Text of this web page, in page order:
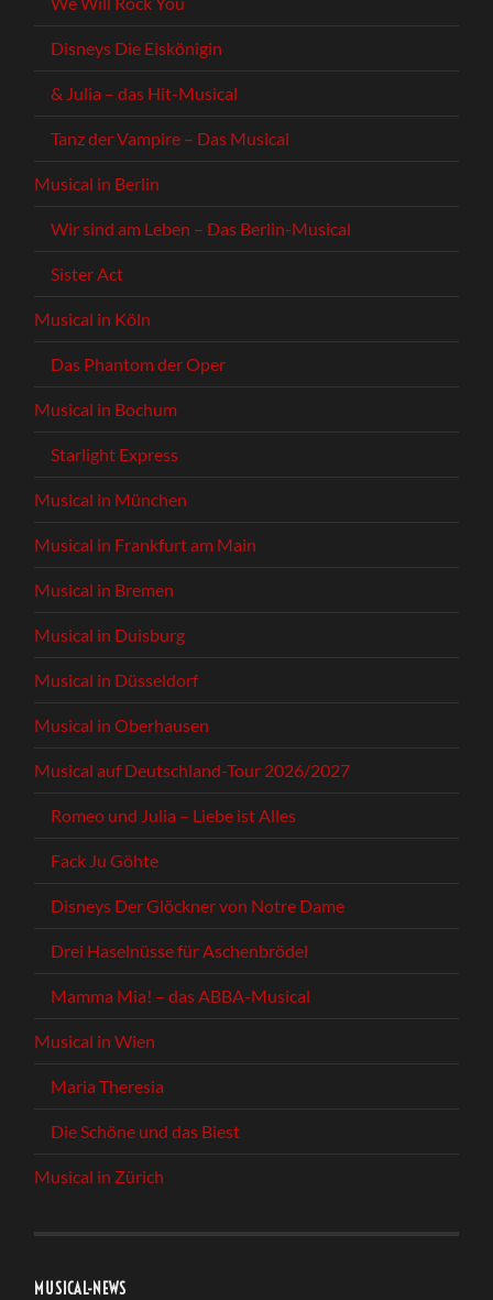
Disneys Die Eiskönigin
& Julia – das Hit-Musical
Tanz der Vampire – Das Musical
Musical in Berlin
Wir sind am Leben – Das Berlin-Musical
Sister Act
Musical in Köln
Das Phantom der Oper
Musical in Bochum
Starlight Express
Musical in München
Musical in Frankfurt am Main
Musical in Bremen
Musical in Duisburg
Musical in Düsseldorf
Musical in Oberhausen
Musical auf Deutschland-Tour 2026/2027
Romeo und Julia – Liebe ist Alles
Fack Ju Göhte
Disneys Der Glöckner von Notre Dame
Drei Haselnüsse für Aschenbrödel
Mamma Mia! – das ABBA-Musical
Musical in Wien
Maria Theresia
Die Schöne und das Biest
Musical in Zürich
MUSICAL-NEWS